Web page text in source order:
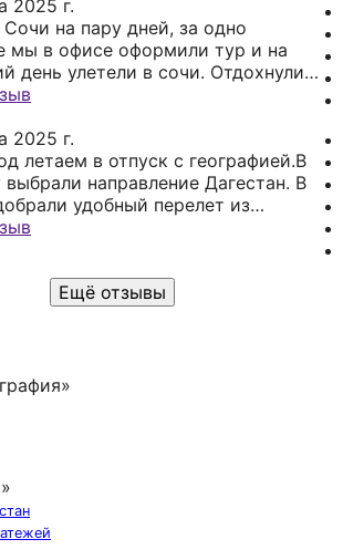
красиво! Гуляли
по Стамбулу,
развлекались
и за заботу!!!!!
домики в
сочи.в 2025
году мы
были приятно
удивлены, тур
вышел не
рекомендую!!!
2025 г.
Сочи на пару дней, за одно
мы в офисе оформили тур и на
день улетели в сочи. Отдохнули
жарко, загорели, искупались,
экскурсии и довольные
домой.Отель нам понравился,
до моря рекой
2025 г.
летаем в отпуск с географией.В
выбрали направление Дагестан. В
удобный перелет из
отель в Махачкале, все
Ещё отзывы